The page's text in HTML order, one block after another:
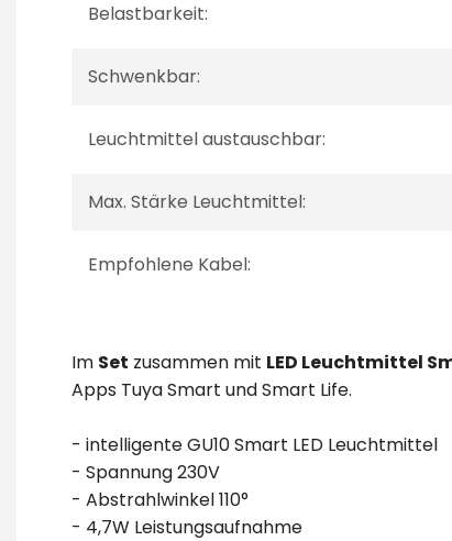
Belastbarkeit:
Schwenkbar:
Leuchtmittel austauschbar:
Max. Stärke Leuchtmittel:
Empfohlene Kabel:
Im Set zusammen mit LED Leuchtmittel
Apps Tuya Smart und Smart Life.
- intelligente GU10 Smart LED Leuchtmittel
- Spannung 230V
- Abstrahlwinkel 110°
- 4,7W Leistungsaufnahme